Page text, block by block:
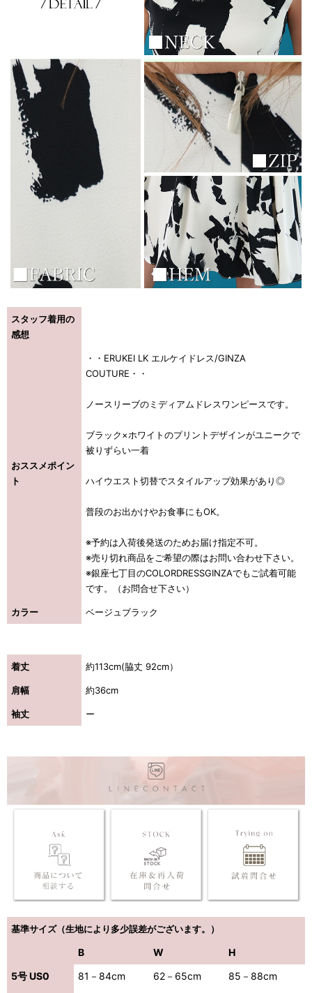
スタッフ着用の
感想
おススメポイン
ト
・・ERUKEI LK エルケイドレス/GINZA
COUTURE・・
ノースリーブのミディアムドレスワンピースです。
ブラック×ホワイトのプリントデザインがユニークで
被りずらい一着
ハイウエスト切替でスタイルアップ効果があり◎
普段のお出かけやお食事にもOK。
※予約は入荷後発送のためお届け指定不可。
※売り切れ商品をご希望の際はお問い合わせ下さい。
※銀座七丁目のCOLORDRESSGINZAでもご試着可能
です。（お問合せ下さい）
カラー ベージュブラック
着丈 約113cm(脇丈 92cm）
肩幅 約36cm
袖丈 ー
基準サイズ（生地により多少誤差がございます。）
B W
H
5号 US0
81－84cm 62－65cm
85－88cm